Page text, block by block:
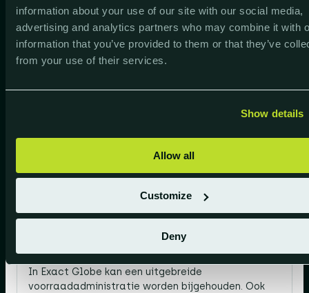
information about your use of our site with our social media,
advertising and analytics partners who may combine it with
information that you’ve provided to them or that they’ve
from your use of their services.
Show details
Allow all
Customize
Deny
Prijslijsten, gecombineerd
Exact Globe
administratie kan er eenvoudig een afrekening per
Hoe kunnen we als shop-in-shop exploitant de
voorraad van onze exposanten zo efficiënt
In Exact Globe kan een uitgebreide
voorraadadministratie worden bijgehouden. Ook